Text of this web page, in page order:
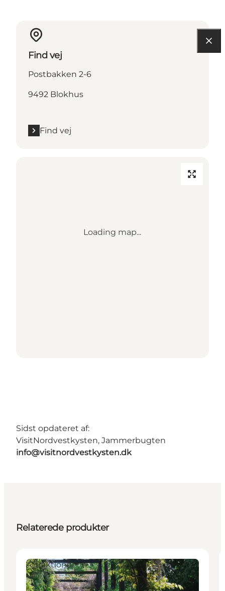
Find vej
Postbakken 2-6
9492 Blokhus
Find vej
Loading map...
Sidst opdateret af:
VisitNordvestkysten, Jammerbugten
info@visitnordvestkysten.dk
Relaterede produkter
Attraktioner